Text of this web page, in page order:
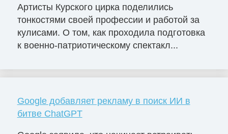
Артисты Курского цирка поделились
тонкостями своей профессии и работой за
кулисами. О том, как проходила подготовка
к военно-патриотическому спектакл...
Google добавляет рекламу в поиск ИИ в
битве ChatGPT